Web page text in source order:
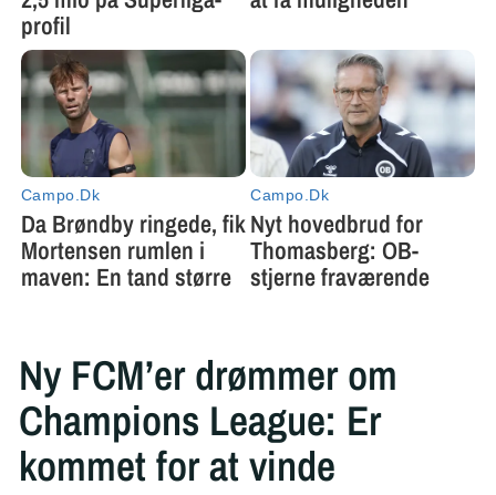
Ny FCM’er drømmer om
Champions League: Er
kommet for at vinde